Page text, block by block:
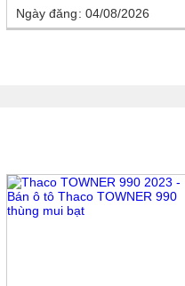
Ngày đăng
04/08/2026